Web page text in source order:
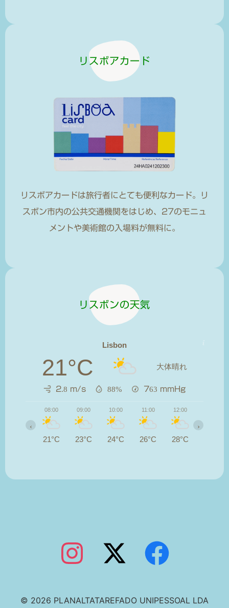
リスボアカード
リスボアカードは旅行者にとても便利なカード。リ
スボン市内の公共交通機関をはじめ、27のモニュ
メントや美術館の入場料が無料に。
リスボンの天気
Lisbon
21°C 大体晴れ
2.8 m/s 88% 763 mmHg
08:00
21°C
09:00
23°C
10:00
24°C
11:00
26°C
12:00
28°C
‹ ›
© 2026 PLANALTATAREFADO UNIPESSOAL LDA